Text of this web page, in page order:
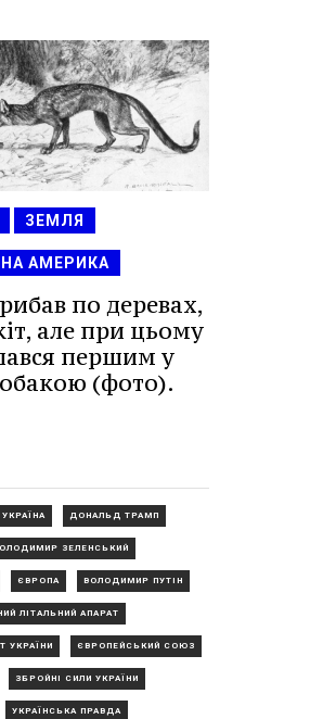
ЗЕМЛЯ
АМЕРИКА
по деревах,
але при цьому
першим у
(фото).
УКРАЇНА ДОНАЛЬД ТРАМП
ЗЕЛЕНСЬКИЙ
ЄВРОПА ВОЛОДИМИР ПУТІН
ЛІТАЛЬНИЙ АПАРАТ
УКРАЇНИ ЄВРОПЕЙСЬКИЙ СОЮЗ
ЗБРОЙНІ СИЛИ УКРАЇНИ
УКРАЇНСЬКА ПРАВДА